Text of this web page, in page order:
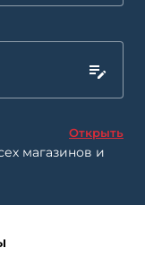
Открыть
магазинов и